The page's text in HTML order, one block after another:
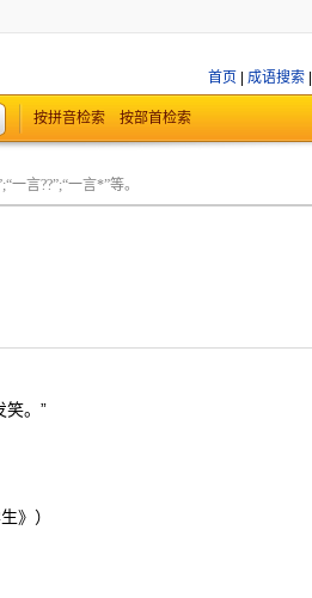
首页 成语搜索|
按拼音检索 按部首检索
言??”;“一言*”等。
笑。”
》）